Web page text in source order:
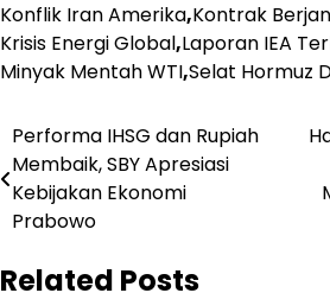
Konflik Iran Amerika,Kontrak
Krisis Energi Global,Laporan IEA
Minyak Mentah WTI,Selat Hormuz
Navigasi
pos
Performa IHSG dan Rupiah
Membaik, SBY Apresiasi
Kebijakan Ekonomi
Prabowo
Related Posts